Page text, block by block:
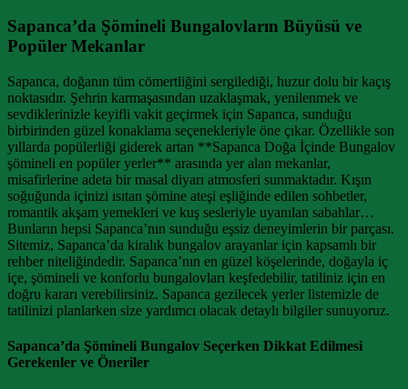
Sapanca’da Şömineli Bungalovların Büyüsü ve
Popüler Mekanlar
Sapanca, doğanın tüm cömertliğini sergilediği, huzur dolu bir kaçış
noktasıdır. Şehrin karmaşasından uzaklaşmak, yenilenmek ve
sevdiklerinizle keyifli vakit geçirmek için Sapanca, sunduğu
birbirinden güzel konaklama seçenekleriyle öne çıkar. Özellikle son
yıllarda popülerliği giderek artan **Sapanca Doğa İçinde Bungalov
şömineli en popüler yerler** arasında yer alan mekanlar,
misafirlerine adeta bir masal diyarı atmosferi sunmaktadır. Kışın
soğuğunda içinizi ısıtan şömine ateşi eşliğinde edilen sohbetler,
romantik akşam yemekleri ve kuş sesleriyle uyanılan sabahlar…
Bunların hepsi Sapanca’nın sunduğu eşsiz deneyimlerin bir parçası.
Sitemiz, Sapanca’da kiralık bungalov arayanlar için kapsamlı bir
rehber niteliğindedir. Sapanca’nın en güzel köşelerinde, doğayla iç
içe, şömineli ve konforlu bungalovları keşfedebilir, tatiliniz için en
doğru kararı verebilirsiniz. Sapanca gezilecek yerler listemizle de
tatilinizi planlarken size yardımcı olacak detaylı bilgiler sunuyoruz.
Sapanca’da Şömineli Bungalov Seçerken Dikkat Edilmesi
Gerekenler ve Öneriler